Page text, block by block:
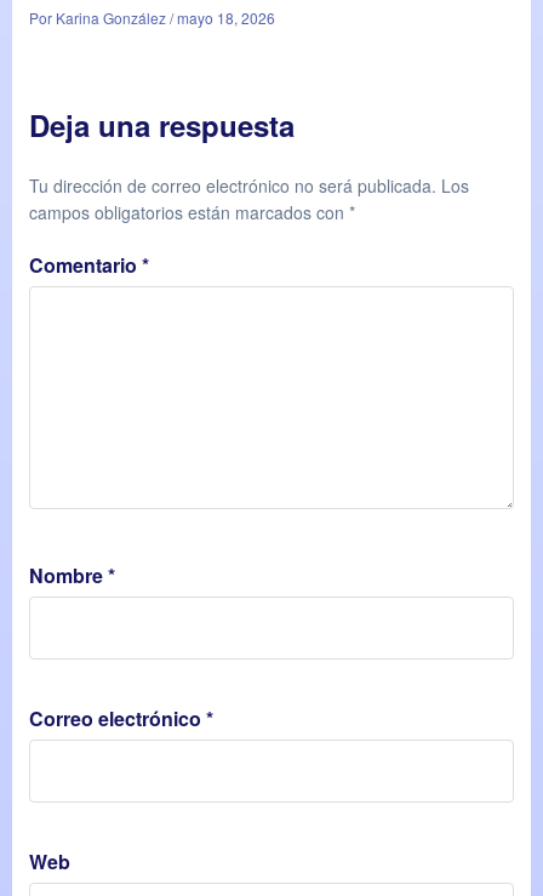
Por Karina González / mayo 18, 2026
Deja una respuesta
Tu dirección de correo electrónico no será publicada. Los
campos obligatorios están marcados con *
Comentario *
Nombre*
Correo electrónico *
Web